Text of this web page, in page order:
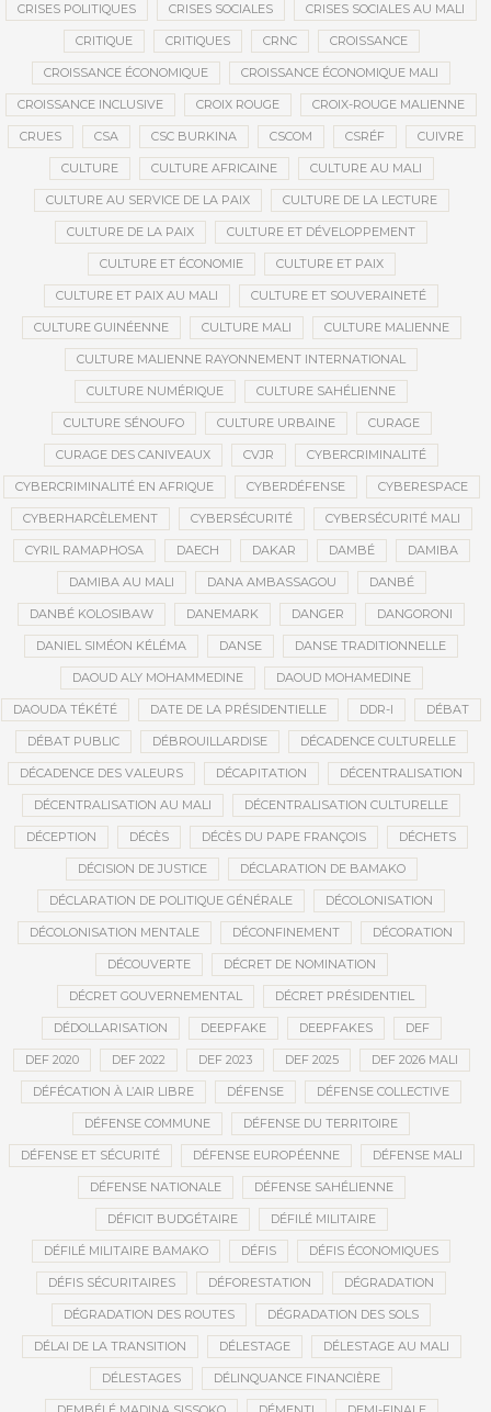
CRISES POLITIQUES CRISES SOCIALES CRISES SOCIALES AU MALI
CRITIQUE CRITIQUES CRNC CROISSANCE
CROISSANCE ÉCONOMIQUE CROISSANCE ÉCONOMIQUE MALI
CROISSANCE INCLUSIVE CROIX ROUGE CROIX-ROUGE MALIENNE
CRUES CSA CSC BURKINA CSCOM CSRÉF CUIVRE
CULTURE CULTURE AFRICAINE CULTURE AU MALI
CULTURE AU SERVICE DE LA PAIX CULTURE DE LA LECTURE
CULTURE DE LA PAIX CULTURE ET DÉVELOPPEMENT
CULTURE ET ÉCONOMIE CULTURE ET PAIX
CULTURE ET PAIX AU MALI CULTURE ET SOUVERAINETÉ
CULTURE GUINÉENNE CULTURE MALI CULTURE MALIENNE
CULTURE MALIENNE RAYONNEMENT INTERNATIONAL
CULTURE NUMÉRIQUE CULTURE SAHÉLIENNE
CULTURE SÉNOUFO CULTURE URBAINE CURAGE
CURAGE DES CANIVEAUX CVJR CYBERCRIMINALITÉ
CYBERCRIMINALITÉ EN AFRIQUE CYBERDÉFENSE CYBERESPACE
CYBERHARCÈLEMENT CYBERSÉCURITÉ CYBERSÉCURITÉ MALI
CYRIL RAMAPHOSA DAECH DAKAR DAMBÉ DAMIBA
DAMIBA AU MALI DANA AMBASSAGOU DANBÉ
DANBÉ KOLOSIBAW DANEMARK DANGER DANGORONI
DANIEL SIMÉON KÉLÉMA DANSE DANSE TRADITIONNELLE
DAOUD ALY MOHAMMEDINE DAOUD MOHAMEDINE
DAOUDA TÉKÉTÉ DATE DE LA PRÉSIDENTIELLE DDR-I DÉBAT
DÉBAT PUBLIC DÉBROUILLARDISE DÉCADENCE CULTURELLE
DÉCADENCE DES VALEURS DÉCAPITATION DÉCENTRALISATION
DÉCENTRALISATION AU MALI DÉCENTRALISATION CULTURELLE
DÉCEPTION DÉCÈS DÉCÈS DU PAPE FRANÇOIS DÉCHETS
DÉCISION DE JUSTICE DÉCLARATION DE BAMAKO
DÉCLARATION DE POLITIQUE GÉNÉRALE DÉCOLONISATION
DÉCOLONISATION MENTALE DÉCONFINEMENT DÉCORATION
DÉCOUVERTE DÉCRET DE NOMINATION
DÉCRET GOUVERNEMENTAL DÉCRET PRÉSIDENTIEL
DÉDOLLARISATION DEEPFAKE DEEPFAKES DEF
DEF 2020 DEF 2022 DEF 2023 DEF 2025 DEF 2026 MALI
DÉFÉCATION À L’AIR LIBRE DÉFENSE DÉFENSE COLLECTIVE
DÉFENSE COMMUNE DÉFENSE DU TERRITOIRE
DÉFENSE ET SÉCURITÉ DÉFENSE EUROPÉENNE DÉFENSE MALI
DÉFENSE NATIONALE DÉFENSE SAHÉLIENNE
DÉFICIT BUDGÉTAIRE DÉFILÉ MILITAIRE
DÉFILÉ MILITAIRE BAMAKO DÉFIS DÉFIS ÉCONOMIQUES
DÉFIS SÉCURITAIRES DÉFORESTATION DÉGRADATION
DÉGRADATION DES ROUTES DÉGRADATION DES SOLS
DÉLAI DE LA TRANSITION DÉLESTAGE DÉLESTAGE AU MALI
DÉLESTAGES DÉLINQUANCE FINANCIÈRE